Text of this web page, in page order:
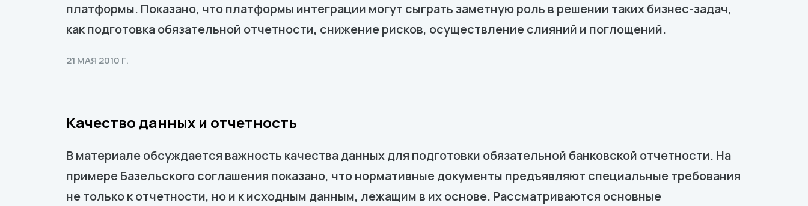
платформы. Показано, что платформы интеграции могут сыграть заметную роль в решении таких бизнес-задач,
как подготовка обязательной отчетности, снижение рисков, осуществление слияний и поглощений.
21 МАЯ 2010 Г.
Качество данных и отчетность
В материале обсуждается важность качества данных для подготовки обязательной банковской отчетности. На
примере Базельского соглашения показано, что нормативные документы предъявляют специальные требования
не только к отчетности, но и к исходным данным, лежащим в их основе. Рассматриваются основные